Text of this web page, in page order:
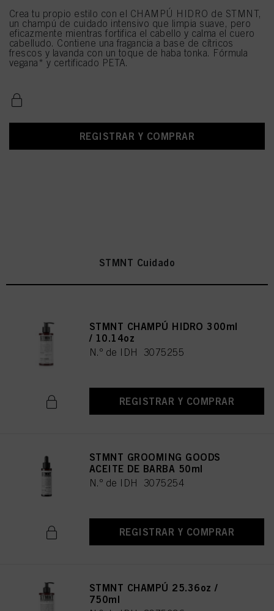
Crea tu propio estilo con el CHAMPÚ HIDRO de STMNT,
un champú de cuidado intensivo que limpia suave, pero
eficazmente mientras fortifica el cabello y calma el cuero
cabelludo. Contiene una fragancia a base de cítricos
frescos y lavanda con un toque de haba tonka. Fórmula
vegana* y certificado PETA.
REGISTRAR Y COMPRAR
STMNT Cuidado
STMNT CHAMPÚ HIDRO 300ml
/ 10.14oz
N.º de IDH 3075255
REGISTRAR Y COMPRAR
STMNT GROOMING GOODS
ACEITE DE BARBA 50ml
N.º de IDH 3075254
REGISTRAR Y COMPRAR
STMNT CHAMPÚ 25.36oz /
750ml